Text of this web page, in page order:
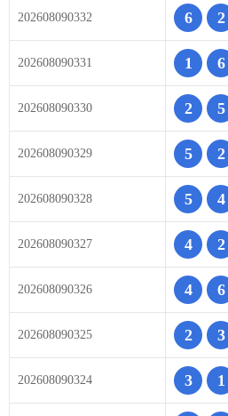
202608090332 6 2
202608090331 1 6
202608090330 2 5
202608090329 5 2
202608090328 5 4
202608090327 4 2
202608090326 4 6
202608090325 2 3
202608090324 3 1